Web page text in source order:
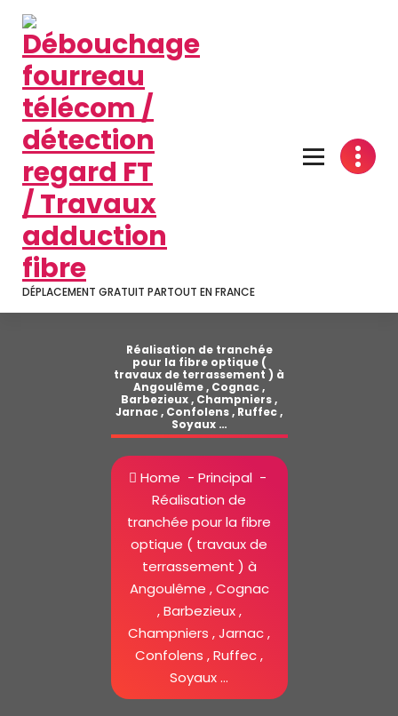
contenu
DÉPLACEMENT GRATUIT PARTOUT EN FRANCE
Réalisation de tranchée
pour la fibre optique (
travaux de terrassement ) à
Angoulême , Cognac ,
Barbezieux , Champniers ,
Jarnac , Confolens , Ruffec ,
Soyaux …
Home - Principal-
Réalisation de
tranchée pour la fibre
optique ( travaux de
terrassement ) à
Angoulême , Cognac
, Barbezieux ,
Champniers , Jarnac ,
Confolens , Ruffec ,
Soyaux …